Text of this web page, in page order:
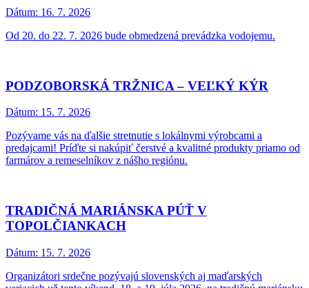
Dátum: 16. 7. 2026
Od 20. do 22. 7. 2026 bude obmedzená prevádzka vodojemu.
PODZOBORSKÁ TRŽNICA – VEĽKÝ KÝR
Dátum: 15. 7. 2026
Pozývame vás na ďalšie stretnutie s lokálnymi výrobcami a
predajcami! Príďte si nakúpiť čerstvé a kvalitné produkty priamo od
farmárov a remeselníkov z nášho regiónu.
TRADIČNÁ MARIÁNSKA PÚŤ V
TOPOLČIANKACH
Dátum: 15. 7. 2026
Organizátori srdečne pozývajú slovenských aj maďarských